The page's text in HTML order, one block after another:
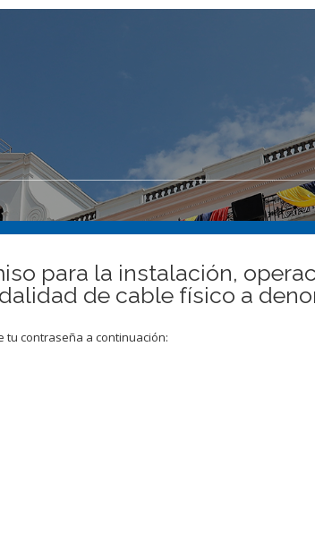
para la instalación,
de cable físico a
tu contraseña a continuación: